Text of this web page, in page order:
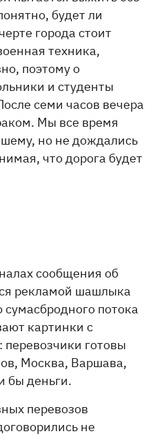
будет ли
города стоит
техника,
поэтому о
и студенты
семи часов вечера
Мы все время
но не дождались
что дорога будет
сообщения об
рекламой шашлыка
сумасбродного потока
картинки с
готовы
Москва, Варшава,
бы деньги.
перевозов
не